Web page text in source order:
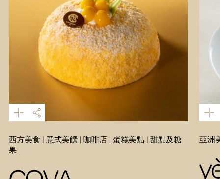
西方美食 | 意式美饌 | 咖啡店 | 蛋糕美點 | 甜點及糖
果
亞洲